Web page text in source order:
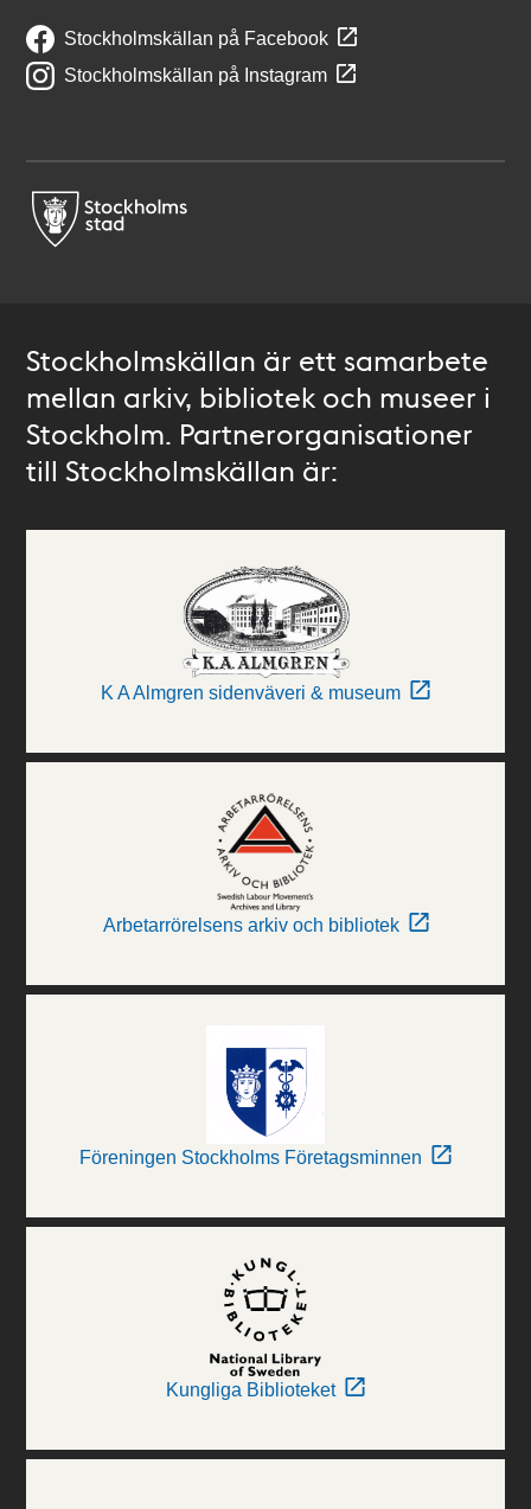
Stockholmskällan på Facebook
Stockholmskällan på Instagram
Stockholmskällan är ett samarbete
mellan arkiv, bibliotek och museer i
Stockholm. Partnerorganisationer
till Stockholmskällan är:
K A Almgren sidenväveri & museum
Arbetarrörelsens arkiv och bibliotek
Föreningen Stockholms Företagsminnen
Kungliga Biblioteket